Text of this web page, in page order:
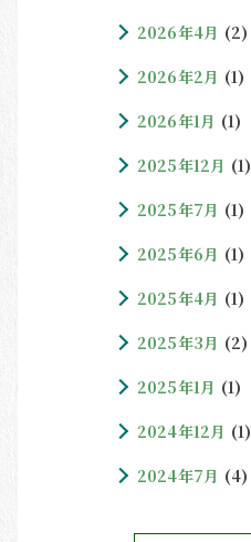
2026年4月 (2)
2026年2月 (1)
2026年1月 (1)
2025年12月 (1)
2025年7月 (1)
2025年6月 (1)
2025年4月 (1)
2025年3月 (2)
2025年1月 (1)
2024年12月 (1)
2024年7月 (4)